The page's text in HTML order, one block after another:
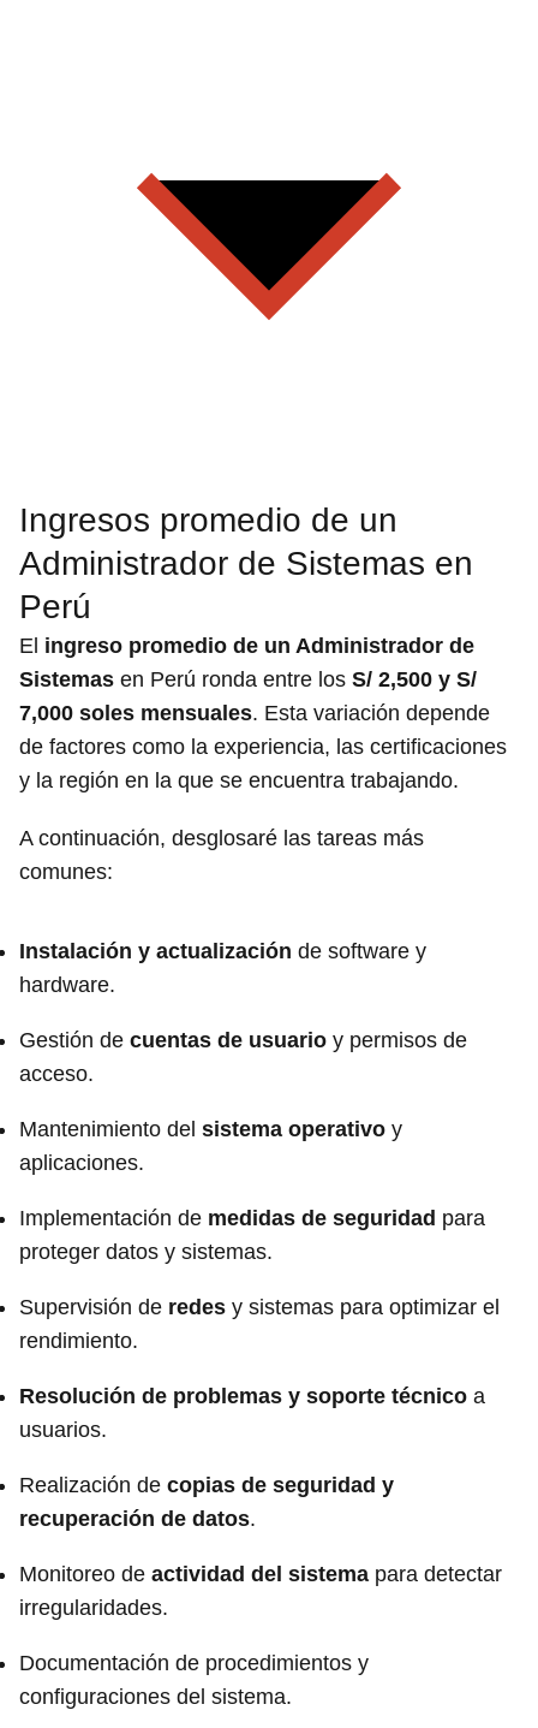
Ingresos promedio de un
Administrador de Sistemas en
Perú
El ingreso promedio de un Administrador de
Sistemas en Perú ronda entre los S/ 2,500 y S/
7,000 soles mensuales. Esta variación depende
de factores como la experiencia, las certificaciones
y la región en la que se encuentra trabajando.
A continuación, desglosaré las tareas más
comunes:
Instalación y actualización de software y
hardware.
Gestión de cuentas de usuario y permisos de
acceso.
Mantenimiento del sistema operativo y
aplicaciones.
Implementación de medidas de seguridad para
proteger datos y sistemas.
Supervisión de redes y sistemas para optimizar el
rendimiento.
Resolución de problemas y soporte técnico a
usuarios.
Realización de copias de seguridad y
recuperación de datos.
Monitoreo de actividad del sistema para detectar
irregularidades.
Documentación de procedimientos y
configuraciones del sistema.